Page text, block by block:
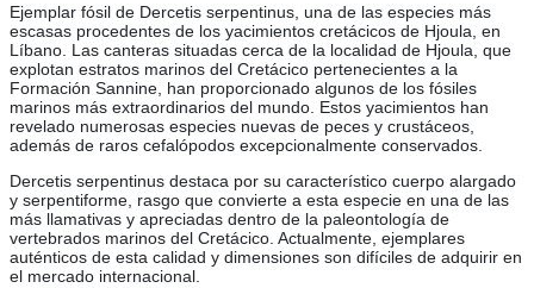
Ejemplar fósil de Dercetis serpentinus, una de las especies más
escasas procedentes de los yacimientos cretácicos de Hjoula, en
Líbano. Las canteras situadas cerca de la localidad de Hjoula, que
explotan estratos marinos del Cretácico pertenecientes a la
Formación Sannine, han proporcionado algunos de los fósiles
marinos más extraordinarios del mundo. Estos yacimientos han
revelado numerosas especies nuevas de peces y crustáceos,
además de raros cefalópodos excepcionalmente conservados.
Dercetis serpentinus destaca por su característico cuerpo alargado
y serpentiforme, rasgo que convierte a esta especie en una de las
más llamativas y apreciadas dentro de la paleontología de
vertebrados marinos del Cretácico. Actualmente, ejemplares
auténticos de esta calidad y dimensiones son difíciles de adquirir en
el mercado internacional.